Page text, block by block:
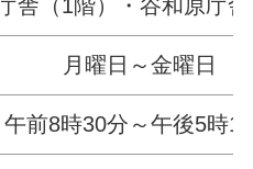
舎（1階）・谷和原庁
月曜日～金曜日
午前8時30分～午後5時